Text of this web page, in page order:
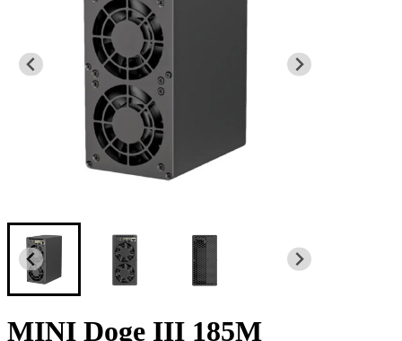
MINI Doge III 185M